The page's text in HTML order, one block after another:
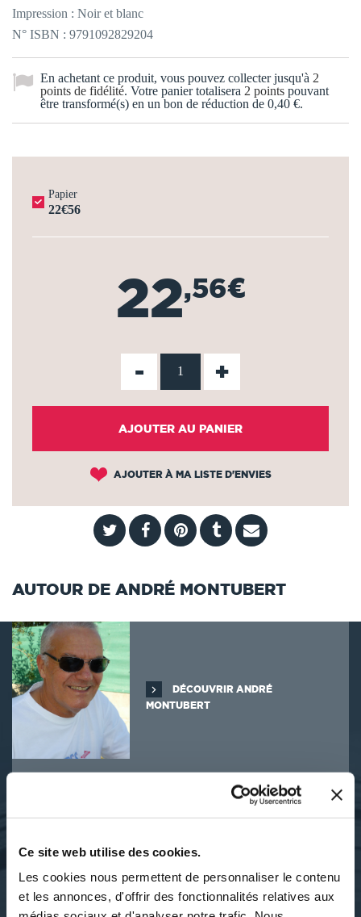
Ce site web utilise des cookies.
Les cookies nous permettent de personnaliser le contenu
et les annonces, d'offrir des fonctionnalités relatives aux
Impression : Noir et blanc
N° ISBN : 9791092829204
En achetant ce produit, vous pouvez collecter jusqu'à 2
points de fidélité. Votre panier totalisera 2 points pouvant
être transformé(s) en un bon de réduction de 0,40 €.
Papier
22€56
22,56€
- +
AJOUTER AU PANIER
AJOUTER À MA LISTE D'ENVIES
AUTOUR DE ANDRÉ MONTUBERT
DÉCOUVRIR ANDRÉ
MONTUBERT